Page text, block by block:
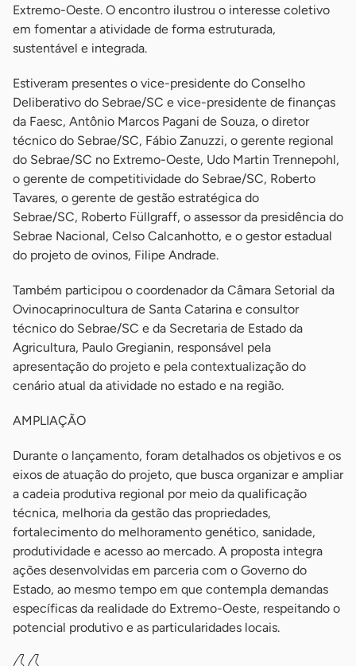
Extremo-Oeste. O encontro ilustrou o interesse coletivo
em fomentar a atividade de forma estruturada,
sustentável e integrada.
Estiveram presentes o vice-presidente do Conselho
Deliberativo do Sebrae/SC e vice-presidente de finanças
da Faesc, Antônio Marcos Pagani de Souza, o diretor
técnico do Sebrae/SC, Fábio Zanuzzi, o gerente regional
do Sebrae/SC no Extremo-Oeste, Udo Martin Trennepohl,
o gerente de competitividade do Sebrae/SC, Roberto
Tavares, o gerente de gestão estratégica do
Sebrae/SC, Roberto Füllgraff, o assessor da presidência do
Sebrae Nacional, Celso Calcanhotto, e o gestor estadual
do projeto de ovinos, Filipe Andrade.
Também participou o coordenador da Câmara Setorial da
Ovinocaprinocultura de Santa Catarina e consultor
técnico do Sebrae/SC e da Secretaria de Estado da
Agricultura, Paulo Gregianin, responsável pela
apresentação do projeto e pela contextualização do
cenário atual da atividade no estado e na região.
AMPLIAÇÃO
Durante o lançamento, foram detalhados os objetivos e os
eixos de atuação do projeto, que busca organizar e ampliar
a cadeia produtiva regional por meio da qualificação
técnica, melhoria da gestão das propriedades,
fortalecimento do melhoramento genético, sanidade,
produtividade e acesso ao mercado. A proposta integra
ações desenvolvidas em parceria com o Governo do
Estado, ao mesmo tempo em que contempla demandas
específicas da realidade do Extremo-Oeste, respeitando o
potencial produtivo e as particularidades locais.